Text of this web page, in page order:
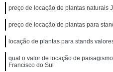
preço de locação de plantas naturais
preço de locação de plantas para
locação de plantas para stands
qual o valor de locação de
Francisco do Sul